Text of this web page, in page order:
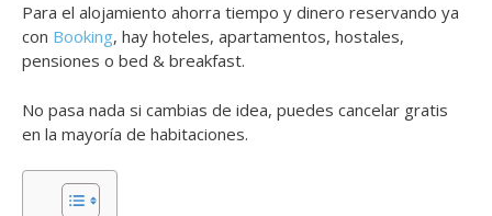
Para el alojamiento ahorra tiempo y dinero reservando ya
con Booking, hay hoteles, apartamentos, hostales,
pensiones o bed & breakfast.
No pasa nada si cambias de idea, puedes cancelar gratis
en la mayoría de habitaciones.